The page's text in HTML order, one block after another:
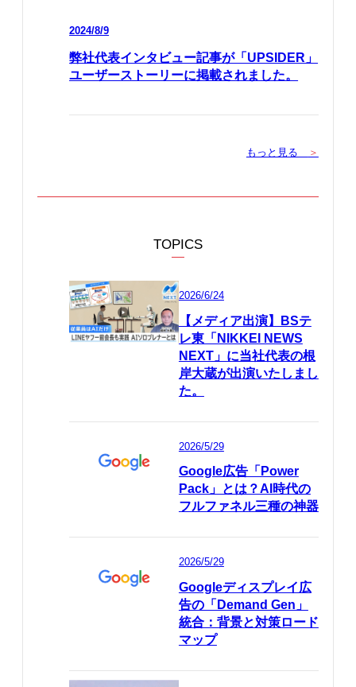
2024/8/9
弊社代表インタビュー記事が「UPSIDER」
ユーザーストーリーに掲載されました。
もっと見る ＞
TOPICS
2026/6/24
【メディア出演】BSテ
レ東「NIKKEI NEWS
NEXT」に当社代表の根
岸大蔵が出演いたしまし
た。
2026/5/29
Google広告「Power
Pack」とは？AI時代の
フルファネル三種の神器
2026/5/29
Googleディスプレイ広
告の「Demand Gen」
統合：背景と対策ロード
マップ